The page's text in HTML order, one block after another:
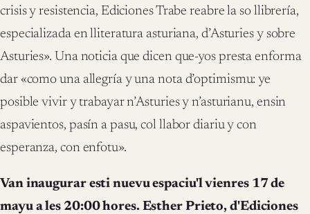
crisis y resistencia, Ediciones Trabe reabre la so llibrería,
especializada en lliteratura asturiana, d’Asturies y sobre
Asturies». Una noticia que dicen que-yos presta enforma
dar «como una allegría y una nota d’optimismu: ye
posible vivir y trabayar n’Asturies y n’asturianu, ensin
aspavientos, pasín a pasu, col llabor diariu y con
esperanza, con enfotu».
Van inaugurar esti nuevu espaciu'l vienres 17 de
mayu a les 20:00 hores. Esther Prieto, d'Ediciones